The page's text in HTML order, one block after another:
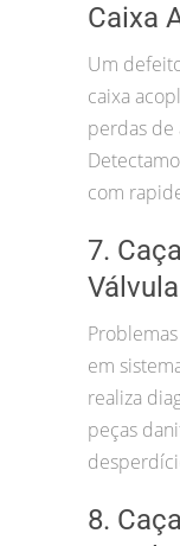
Caixa
Um
caixa
perdas de
com
7.
em
realiza
peças
8.